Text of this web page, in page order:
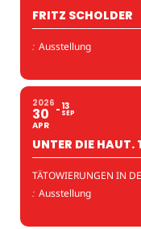
FRITZ SCHOLDER
: Ausstellung
2026
30
APR
13
SEP
UNTER DIE
TÄTOWIERUNGEN IN
: Ausstellung